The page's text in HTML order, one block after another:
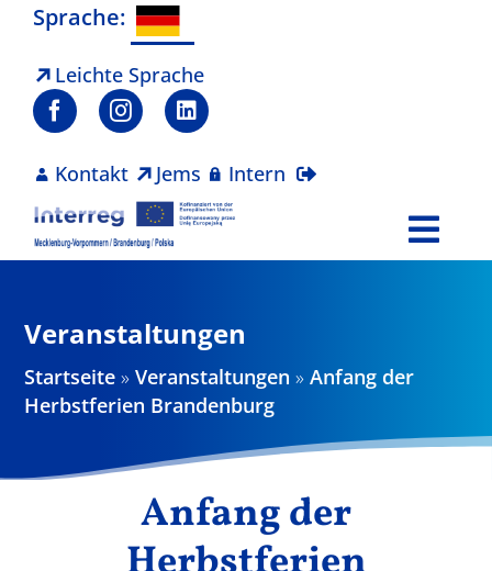
Zum
springen
Sprache:
Leichte Sprache
Kontakt Jems Intern
Projekte
Ergebnisse
Veranstaltungen
Startseite »Veranstaltungen »Anfang der
Herbstferien Brandenburg
Anfang der